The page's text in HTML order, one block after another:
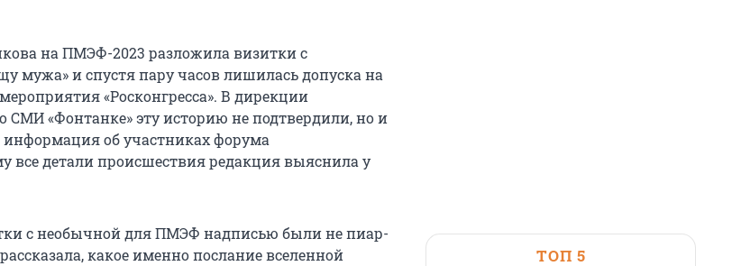
на ПМЭФ-2023 разложила визитки с
мужа» и спустя пару часов лишилась допуска на
«Росконгресса». В дирекции
СМИ «Фонтанке» эту историю не подтвердили, но и
информация об участниках форума
все детали происшествия редакция выяснила у
с необычной для ПМЭФ надписью были не пиар-
какое именно послание вселенной
ТОП 5